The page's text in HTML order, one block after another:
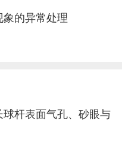
的异常处理
杆表面气孔、砂眼与